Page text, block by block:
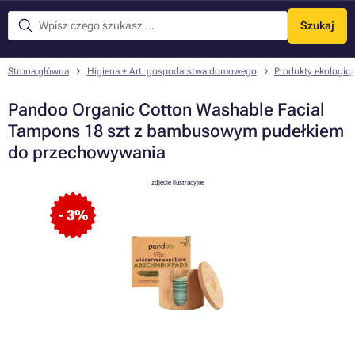
Szukaj
Menu
Strona główna Higiena + Art. gospodarstwa domowego Produkty
Pandoo Organic Cotton Washable Facial
Tampons 18 szt z bambusowym pudełkiem
do przechowywania
- 3%
zdjęcie ilustracyjne